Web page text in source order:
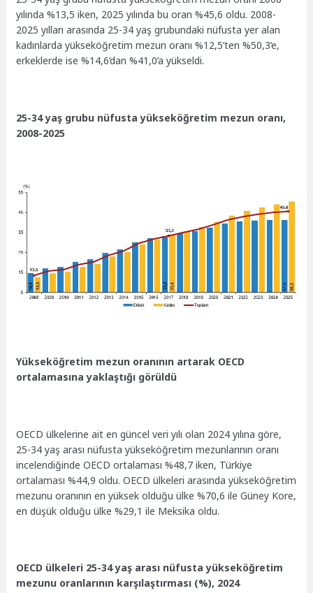
yılında %13,5 iken, 2025 yılında bu oran %45,6 oldu. 2008-
2025 yılları arasında 25-34 yaş grubundaki nüfusta yer alan
kadınlarda yükseköğretim mezun oranı %12,5’ten %50,3’e,
erkeklerde ise %14,6’dan %41,0’a yükseldi.
25-34 yaş grubu nüfusta yükseköğretim mezun oranı,
2008-2025
Yükseköğretim mezun oranının artarak OECD
ortalamasına yaklaştığı görüldü
OECD ülkelerine ait en güncel veri yılı olan 2024 yılına göre,
25-34 yaş arası nüfusta yükseköğretim mezunlarının oranı
incelendiğinde OECD ortalaması %48,7 iken, Türkiye
ortalaması %44,9 oldu. OECD ülkeleri arasında yükseköğretim
mezunu oranının en yüksek olduğu ülke %70,6 ile Güney Kore,
en düşük olduğu ülke %29,1 ile Meksika oldu.
OECD ülkeleri 25-34 yaş arası nüfusta yükseköğretim
mezunu oranlarının karşılaştırması (%), 2024